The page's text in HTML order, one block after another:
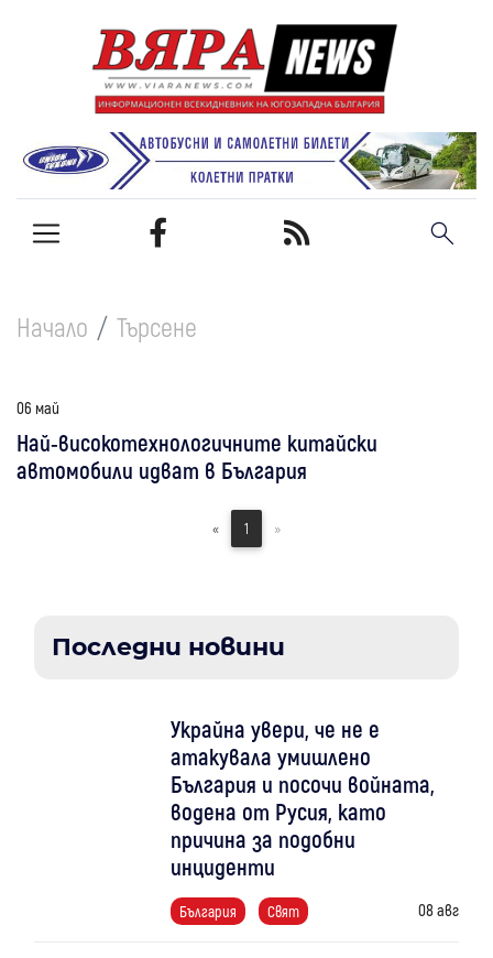
Начало Търсене
06 май
Най-високотехнологичните китайски
автомобили идват в България
« 1 »
Последни новини
Украйна увери, че не е
атакувала умишлено
България и посочи войната,
водена от Русия, като
причина за подобни
инциденти
България Свят 08 авг